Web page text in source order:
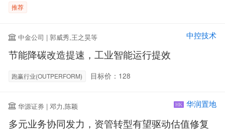
推荐
中金公司 | 郭威秀,王之昊等 中控技术
节能降碳改造提速，工业智能运行提效
跑赢行业(OUTPERFORM) 目标价：128
华源证券 | 邓力,陈颖 HK 华润置地
多元业务协同发力，资管转型有望驱动估值修复